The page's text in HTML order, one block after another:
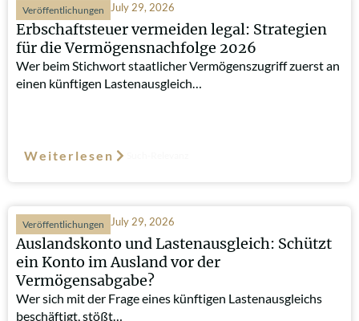
Veröffentlichungen July 29, 2026
Erbschaftsteuer vermeiden legal: Strategien
für die Vermögensnachfolge 2026
Wer beim Stichwort staatlicher Vermögenszugriff zuerst an
einen künftigen Lastenausgleich…
Weiterlesen
Veröffentlichungen July 29, 2026
Auslandskonto und Lastenausgleich: Schützt
ein Konto im Ausland vor der
Vermögensabgabe?
Wer sich mit der Frage eines künftigen Lastenausgleichs
beschäftigt, stößt…